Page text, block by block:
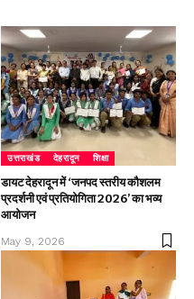
उत्तराखंड देहरादून शिक्षा
डायट देहरादून में ‘जनपद स्तरीय कौशलम
प्रदर्शनी एवं प्रतियोगिता 2026’ का भव्य
आयोजन
May 9, 2026